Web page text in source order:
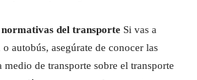
del transporte Si vas a
autobús, asegúrate de conocer las
medio de transporte sobre el transporte